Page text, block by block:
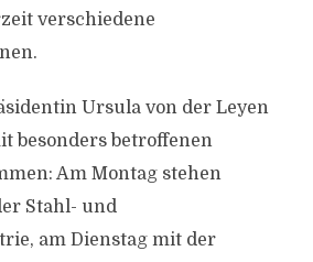
verschiedene
Ursula von der Leyen
besonders betroffenen
Am Montag stehen
Stahl- und
am Dienstag mit der